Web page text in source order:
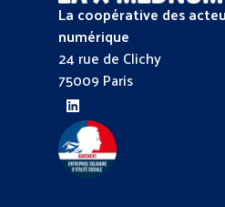
La coopérative des
numérique
24 rue de Clichy
75009 Paris